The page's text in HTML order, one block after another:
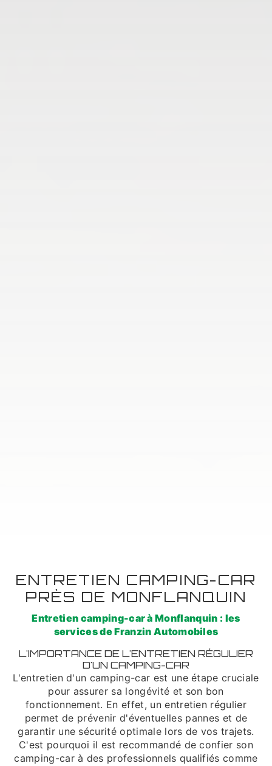
ENTRETIEN CAMPING-CAR
PRÈS DE MONFLANQUIN
Entretien camping-car à Monflanquin : les
services de Franzin Automobiles
L'IMPORTANCE DE L'ENTRETIEN RÉGULIER
D'UN CAMPING-CAR
L'entretien d'un camping-car est une étape cruciale
pour assurer sa longévité et son bon
fonctionnement. En effet, un entretien régulier
permet de prévenir d'éventuelles pannes et de
garantir une sécurité optimale lors de vos trajets.
C'est pourquoi il est recommandé de confier son
camping-car à des professionnels qualifiés comme